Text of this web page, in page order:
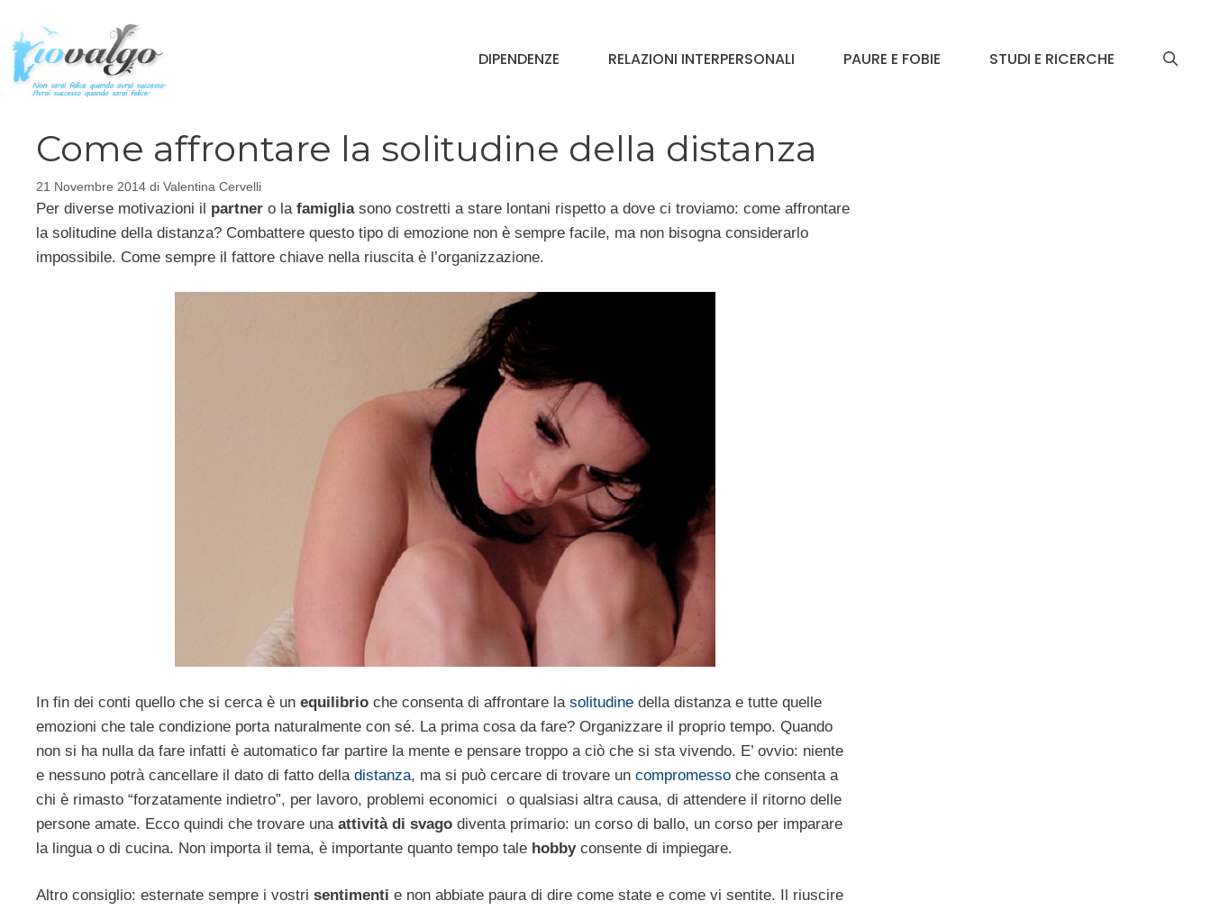
contenuto
DIPENDENZE RELAZIONI INTERPERSONALI PAURE E FOBIE STUDI E RICERCHE
Come affrontare la solitudine della distanza
21 Novembre 2014 di Valentina Cervelli
Per diverse motivazioni il partner o la famigliasono costretti a stare lontani rispetto a dove ci troviamo: come affrontare
la solitudine della distanza? Combattere questo tipo di emozione non è sempre facile, ma non bisogna considerarlo
impossibile. Come sempre il fattore chiave nella riuscita è l’organizzazione.
In fin dei conti quello che si cerca è un equilibrio che consenta di affrontare la solitudine della distanza e tutte quelle
emozioni che tale condizione porta naturalmente con sé. La prima cosa da fare? Organizzare il proprio tempo. Quando
non si ha nulla da fare infatti è automatico far partire la mente e pensare troppo a ciò che si sta vivendo. E’ ovvio: niente
e nessuno potrà cancellare il dato di fatto della distanza, ma si può cercare di trovare un compromesso che consenta a
chi è rimasto “forzatamente indietro”, per lavoro, problemi economici o qualsiasi altra causa, di attendere il ritorno delle
persone amate. Ecco quindi che trovare una attività di svago diventa primario: un corso di ballo, un corso per imparare
la lingua o di cucina. Non importa il tema, è importante quanto tempo tale hobbyconsente di impiegare.
Altro consiglio: esternate sempre i vostri sentimenti e non abbiate paura di dire come state e come vi sentite. Il riuscire